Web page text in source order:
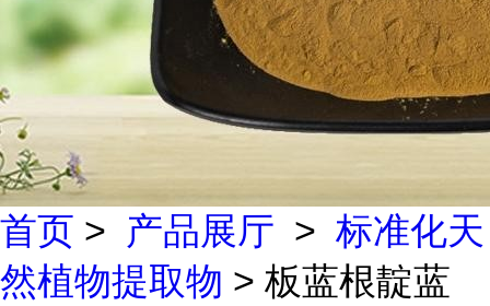
首页 > 产品展厅 > 标准化天
然植物提取物 > 板蓝根靛蓝